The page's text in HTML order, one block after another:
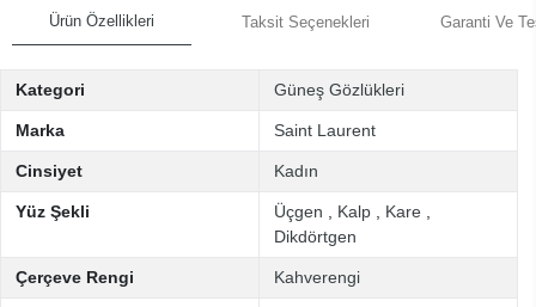
Ürün Özellikleri Taksit Seçenekleri Garanti Ve
Kategori Güneş Gözlükleri
Marka Saint Laurent
Cinsiyet Kadın
Yüz Şekli Üçgen Kalp Kare
Dikdörtgen
Çerçeve Rengi Kahverengi